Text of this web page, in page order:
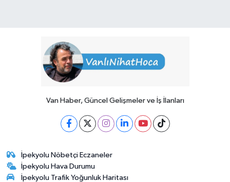
Van Haber, Güncel Gelişmeler ve İş İlanları
İpekyolu Nöbetçi Eczaneler
İpekyolu Hava Durumu
İpekyolu Trafik Yoğunluk Haritası